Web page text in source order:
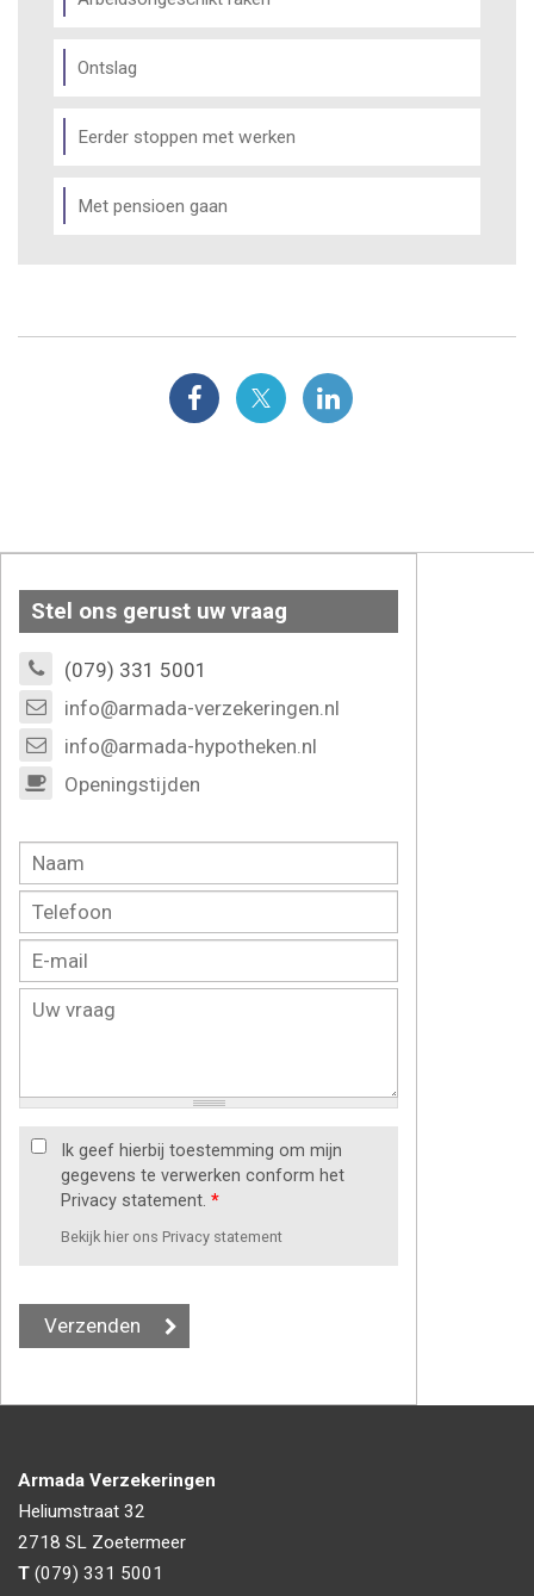
Ontslag
Eerder stoppen met werken
Met pensioen gaan
Stel ons gerust uw vraag
(079) 331 5001
info@armada-verzekeringen.nl
info@armada-hypotheken.nl
Openingstijden
Ik geef hierbij toestemming om mijn
gegevens te verwerken conform het
Privacy statement. *
Bekijk hier ons Privacy statement
Armada Verzekeringen
Heliumstraat 32
2718 SL Zoetermeer
T (079) 331 5001